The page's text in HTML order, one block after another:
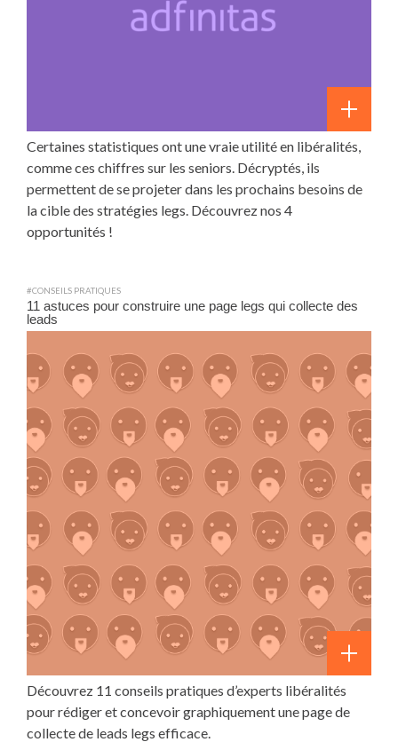
Certaines statistiques ont une vraie utilité en libéralités,
comme ces chiffres sur les seniors. Décryptés, ils
permettent de se projeter dans les prochains besoins de
la cible des stratégies legs. Découvrez nos 4
opportunités !
#CONSEILS PRATIQUES
11 astuces pour construire une page legs qui collecte des
leads
Découvrez 11 conseils pratiques d’experts libéralités
pour rédiger et concevoir graphiquement une page de
collecte de leads legs efficace.